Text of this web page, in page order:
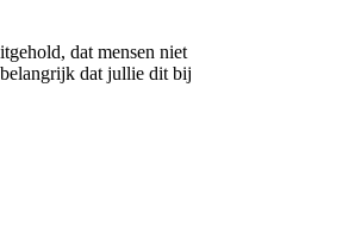
dat mensen niet
dat jullie dit bij